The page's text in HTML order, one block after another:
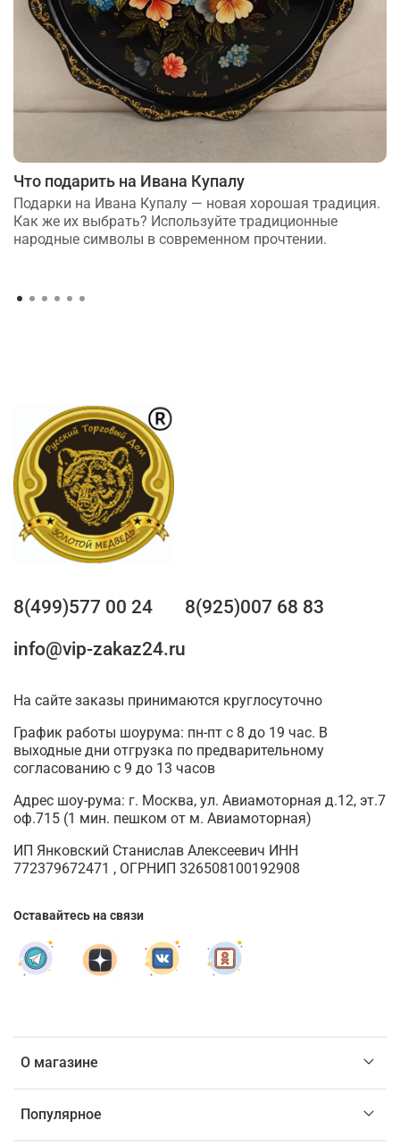
Что подарить на Ивана Купалу
Подарки на Ивана Купалу — новая хорошая традиция.
Как же их выбрать? Используйте традиционные
народные символы в современном прочтении.
О магазине
Популярное
8(499)577 00 24
8(925)007 68 83
info@vip-zakaz24.ru
На сайте заказы принимаются круглосуточно
График работы шоурума: пн-пт с 8 до 19 час. В
выходные дни отгрузка по предварительному
согласованию с 9 до 13 часов
Адрес шоу-рума: г. Москва, ул. Авиамоторная д.12, эт.7
оф.715 (1 мин. пешком от м. Авиамоторная)
ИП Янковский Станислав Алексеевич ИНН
772379672471 , ОГРНИП 326508100192908
Оставайтесь на связи